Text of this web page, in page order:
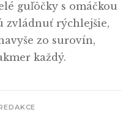
guľôčky s omáčkou
zvládnuť rýchlejšie,
zo surovín,
každý.